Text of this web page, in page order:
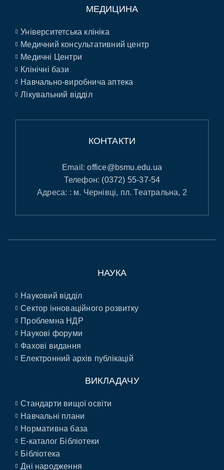
МЕДИЦИНА
Університетська клініка
Медичний консультативний центр
Медичні Центри
Клінічні бази
Навчально-виробнича аптека
Лікувальний відділ
КОНТАКТИ
Email:office@bsmu.edu.ua
Телефон: (0372) 55-37-54
Адреса: : м. Чернівці, пл. Театральна, 2
НАУКА
Науковий відділ
Сектор інноваційного розвитку
Проблемна НДР
Наукові форуми
Фахові видання
Електронний архів публікацій
ВИКЛАДАЧУ
Стандарти вищої освіти
Навчальні плани
Нормативна база
E-каталог Бібліотеки
Бібліотека
Дні народження